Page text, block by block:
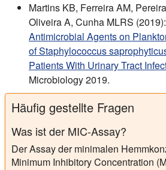
Martins KB, Ferreira AM,
Oliveira A, Cunha MLRS (2019):
Antimicrobial Agents on
of Staphylococcus
Patients With Urinary Tract
Microbiology 2019.
Häufig gestellte Fragen
Was ist der MIC-Assay?
Der Assay der minimalen
Minimum Inhibitory Concentration